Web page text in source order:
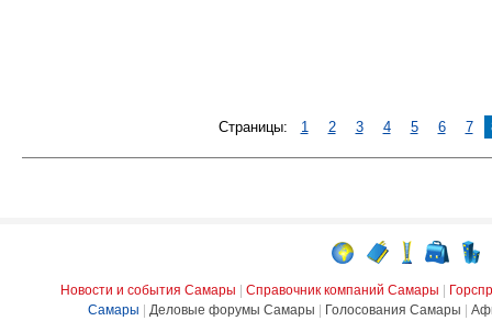
Страницы: 1 2 3 4 5 6 7
Новости и события Самары Справочник компаний Самары
Самары
Деловые форумы Самары Голосования Самары